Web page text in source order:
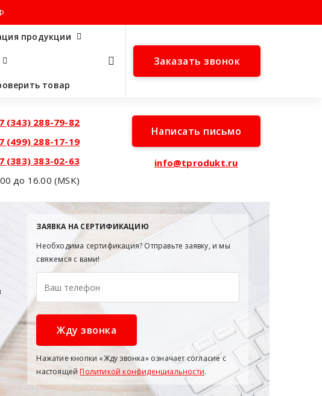
продукции
товар
Заказать звонок
(343) 288-79-82
(499) 288-17-19
(383) 383-02-63
до 16.00 (MSK)
Написать письмо
info@tprodukt.ru
ЗАЯВКА НА СЕРТИФИКАЦИЮ
Необходима сертификация? Отправьте заявку, и мы
свяжемся с вами!
Нажатие кнопки «Жду звонка» означает согласие с
настоящейПолитикой конфиденциальности.